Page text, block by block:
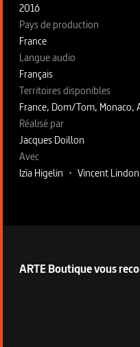
2016
Pays de production
France
Langue audio
Français
Territoires disponibles
France, Dom/Tom, Monaco,
Fiche technique
Réalisé par
Jacques Doillon
Avec
Izïa Higelin • Vincent Lindon
ARTE Boutique vous